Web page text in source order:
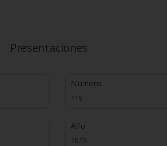
Presentaciones
Número
419
Año
2020